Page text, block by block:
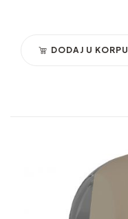
DODAJ U KORPU